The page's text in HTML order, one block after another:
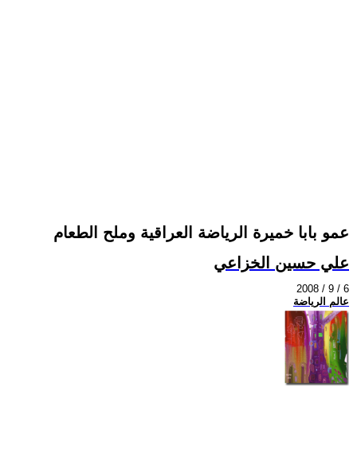
عمو بابا خميرة الرياضة العراقية وملح الطعام
علي حسين الخزاعي
2008 / 9 / 6
عالم الرياضة